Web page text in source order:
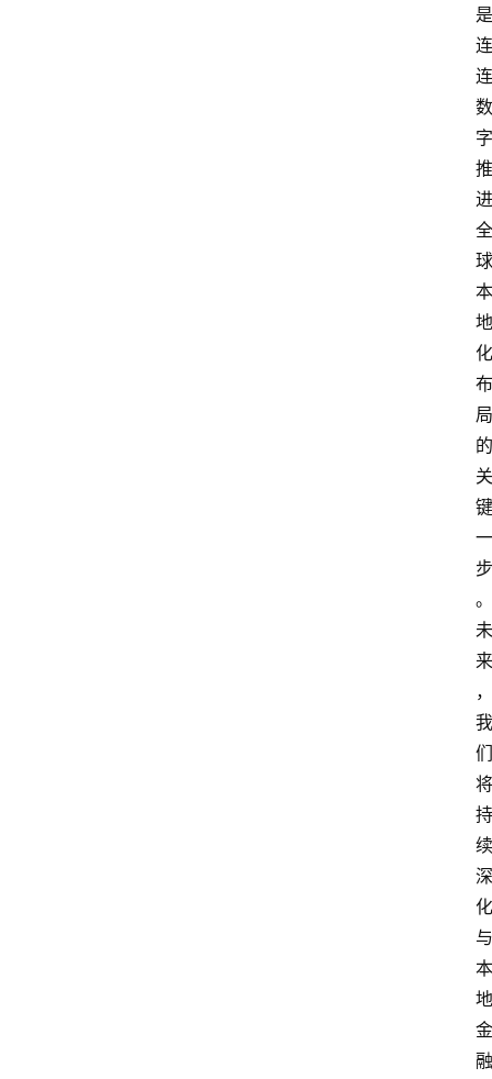
是
连
连
数
字
推
进
全
球
本
地
化
布
局
的
关
键
一
步
。
未
来
，
我
们
将
持
续
深
化
与
本
地
金
融